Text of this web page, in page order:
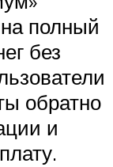
полный
без
обратно
и